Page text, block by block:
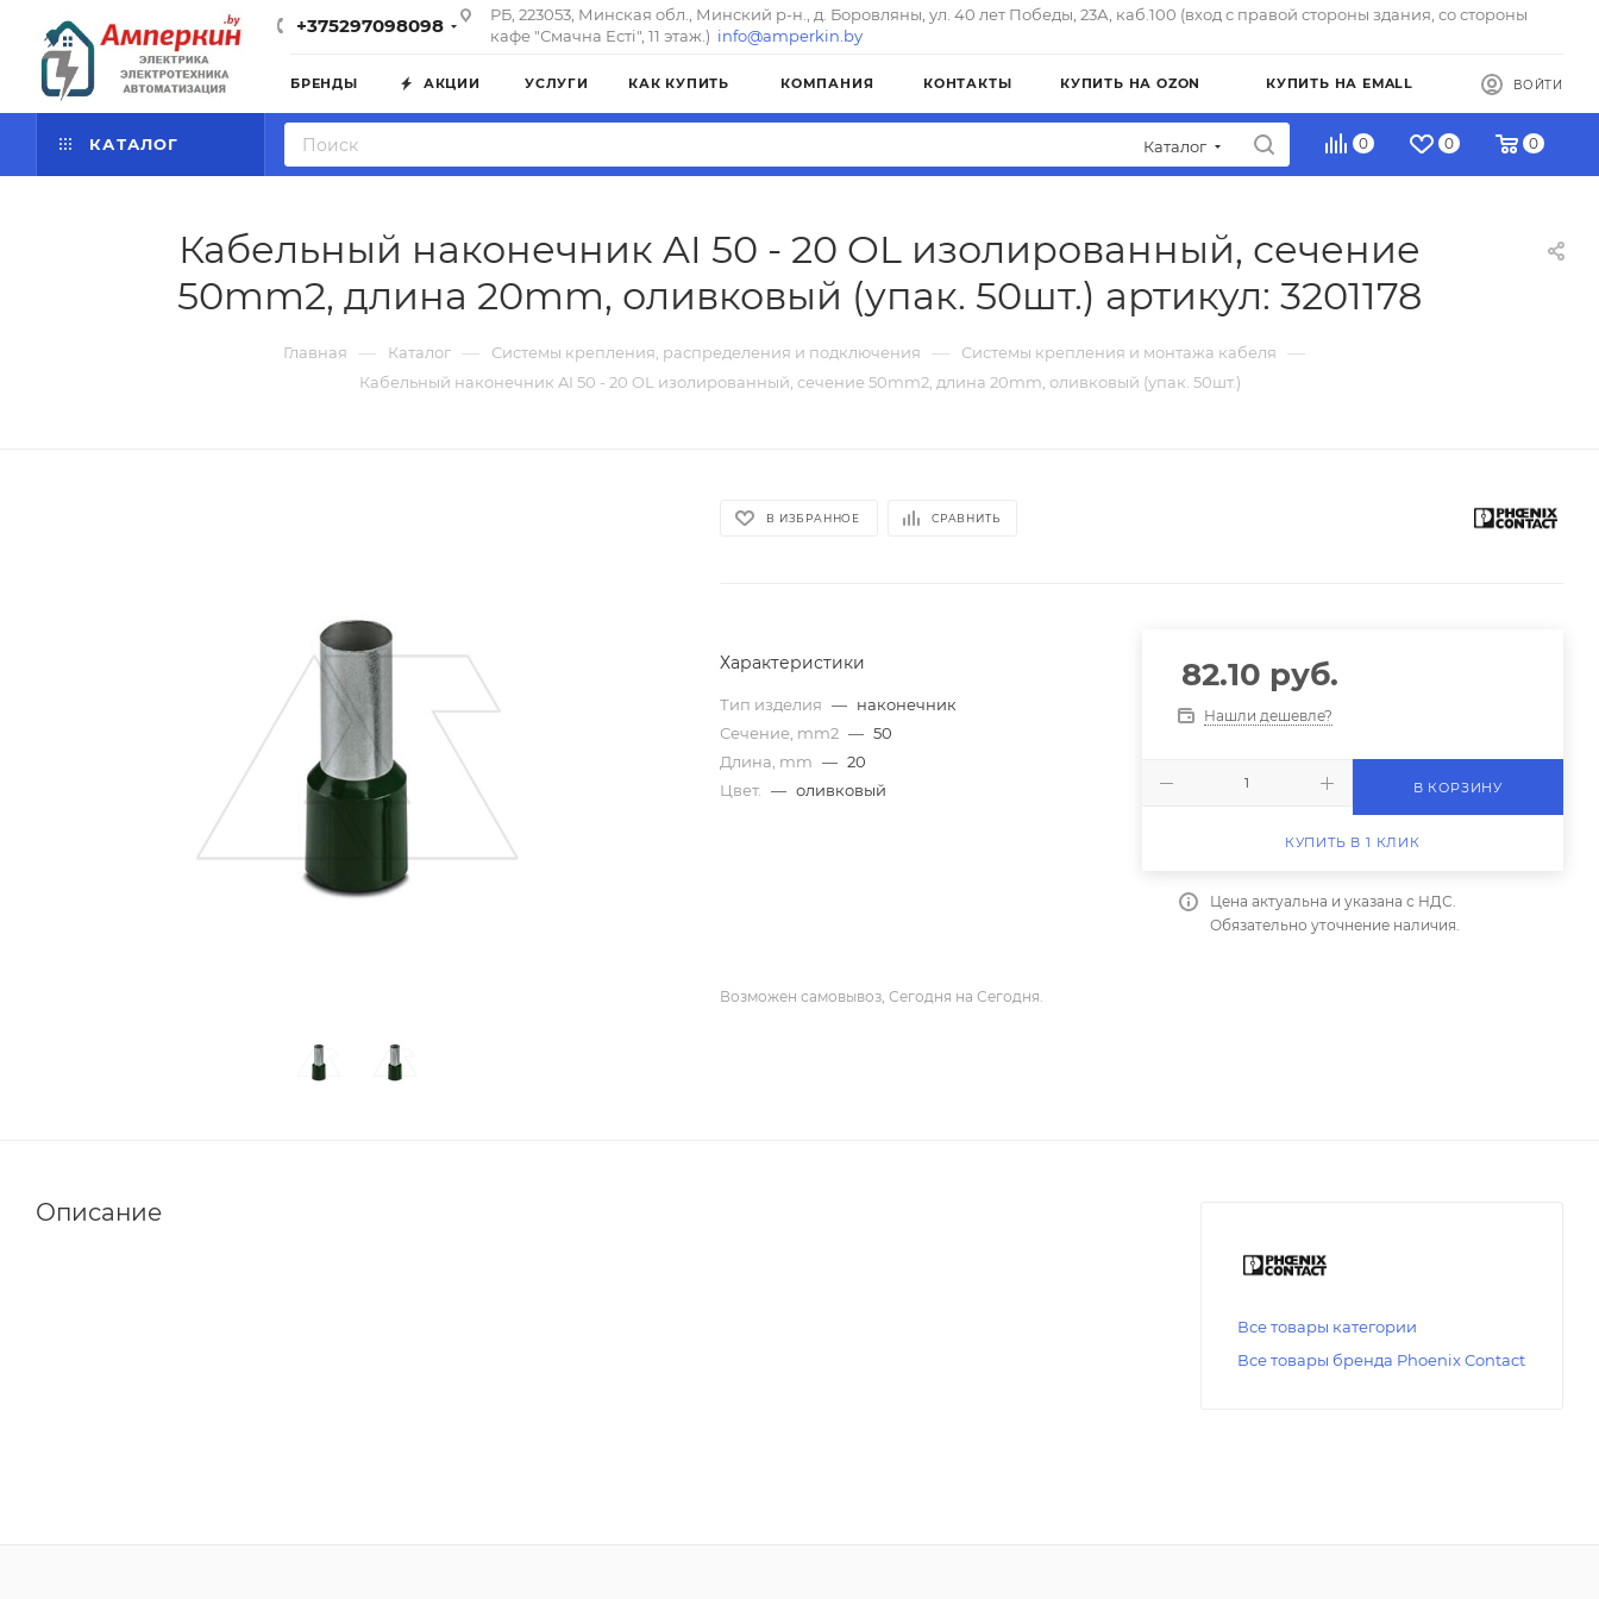
+375297098098
РБ, 223053, Минская обл., Минский р-н., д. Боровляны, ул. 40 лет Победы, 23А, каб.100 (вход с правой стороны здания, со стороны
кафе "Смачна Естi", 11 этаж.) info@amperkin.by
БРЕНДЫ АКЦИИ УСЛУГИ КАК КУПИТЬ КОМПАНИЯ КОНТАКТЫ КУПИТЬ НА OZON КУПИТЬ НА EMALL ВОЙТИ
КАТАЛОГ Каталог 0 0 0
Кабельный наконечник AI 50 - 20 OL изолированный, сечение
50mm2, длина 20mm, оливковый (упак. 50шт.) артикул: 3201178
Главная — Каталог — Системы крепления, распределения и подключения — Системы крепления и монтажа кабеля —
Кабельный наконечник AI 50 - 20 OL изолированный, сечение 50mm2, длина 20mm, оливковый (упак. 50шт.)
В ИЗБРАННОЕ СРАВНИТЬ
Характеристики
Тип изделия — наконечник
Сечение, mm2 — 50
Длина, mm — 20
Цвет.
— оливковый
82.10 руб.
Нашли дешевле?
В КОРЗИНУ
КУПИТЬ В 1 КЛИК
Цена актуальна и указана с НДС.
Обязательно уточнение наличия.
Возможен самовывоз, Сегодня на Сегодня.
Описание
Все товары категории
Все товары бренда Phoenix Contact